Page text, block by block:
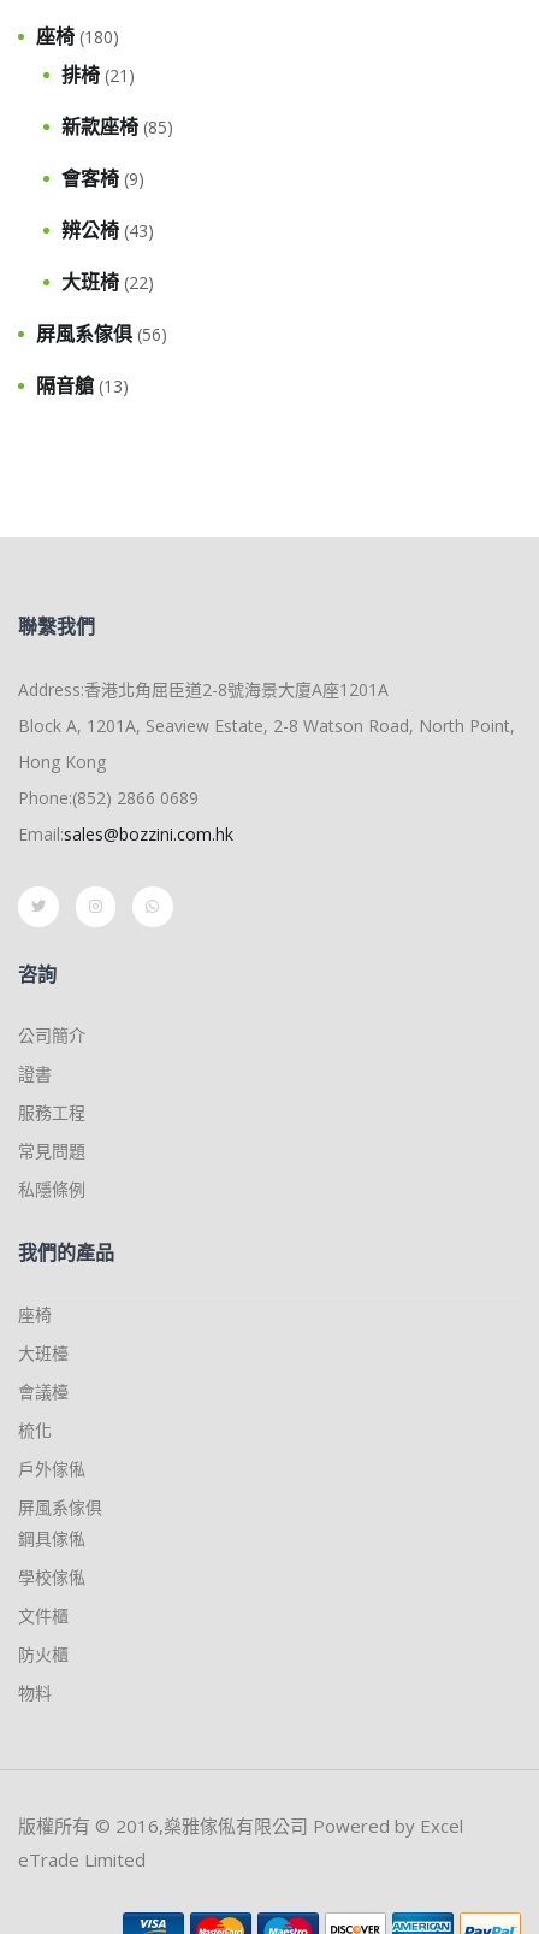
座椅 (180)
排椅 (21)
新款座椅 (85)
會客椅 (9)
辨公椅 (43)
大班椅 (22)
屏風系傢俱 (56)
隔音艙 (13)
聯繫我們
Address:香港北角屈臣道2-8號海景大廈A座1201A
Block A, 1201A, Seaview Estate, 2-8 Watson Road, North Point,
Hong Kong
Phone:(852) 2866 0689
Email:sales@bozzini.com.hk
咨詢
公司簡介
證書
服務工程
常見問題
私隱條例
我們的產品
座椅
大班檯
會議檯
梳化
戶外傢俬
屏風系傢俱
鋼具傢俬
學校傢俬
文件櫃
防火櫃
物料
版權所有 © 2016,燊雅傢俬有限公司 Powered by Excel
eTrade Limited